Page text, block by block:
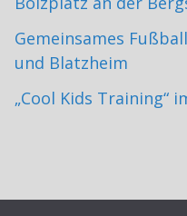
Gemeinsames
und Blatzheim
„Cool Kids Training“